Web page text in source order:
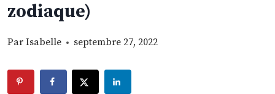
zodiaque)
Par Isabelle septembre 27, 2022